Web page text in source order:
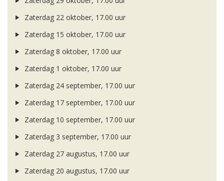
Zaterdag 22 oktober, 17.00 uur
Zaterdag 15 oktober, 17.00 uur
Zaterdag 8 oktober, 17.00 uur
Zaterdag 1 oktober, 17.00 uur
Zaterdag 24 september, 17.00 uur
Zaterdag 17 september, 17.00 uur
Zaterdag 10 september, 17.00 uur
Zaterdag 3 september, 17.00 uur
Zaterdag 27 augustus, 17.00 uur
Zaterdag 20 augustus, 17.00 uur